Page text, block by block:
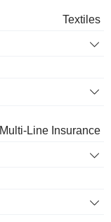
Textiles
Multi-Line Insurance